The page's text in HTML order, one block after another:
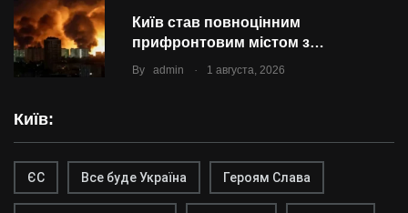
Київ став повноцінним
прифронтовим містом з…
By admin 1 августа, 2026
Київ:
ЄС Все буде Україна Героям Слава